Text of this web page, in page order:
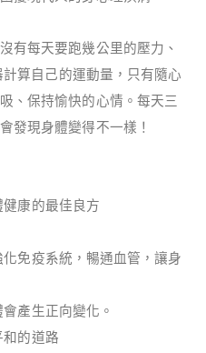
有每天要跑幾公里的壓力、
計算自己的運動量，只有隨心
、保持愉快的心情。每天三
發現身體變得不一樣！
康的最佳良方
免疫系統，暢通血管，讓身
產生正向變化。
和的道路